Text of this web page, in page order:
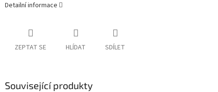
Detailní informace
ZEPTAT SE HLÍDAT SDÍLET
Související produkty